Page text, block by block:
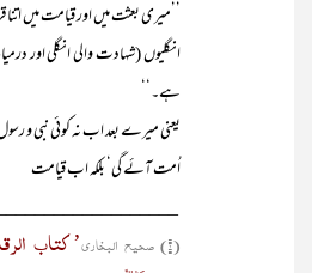
’’میری بعثت میں اور قیامت میں
انگلیوں (شہادت والی انگلی اور
ہے۔‘‘
یعنی میرے بعد اب نہ کوئی نبی و
اُمت آئے گی‘ بلکہ اب قیامت
(۱) صحیح البخاری
’ کتاب